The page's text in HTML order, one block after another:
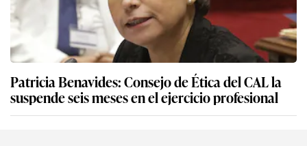
Patricia Benavides: Consejo de Ética del CAL la
suspende seis meses en el ejercicio profesional